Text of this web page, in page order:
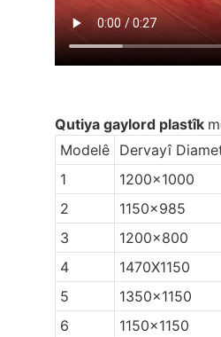
Qutiya gaylord plastîk
Modelê
Dervayî
1
1200×1000
2 1150×985
3
1200×800
4
1470X1150
5
1350×1150
6
1150×1150